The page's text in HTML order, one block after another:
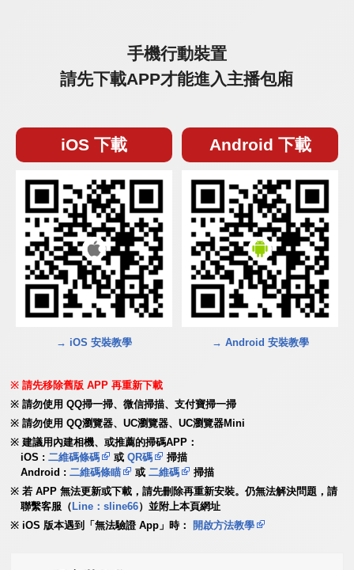
手機行動裝置
請先下載APP才能進入主播包廂
iOS 下載
→ iOS 安裝教學
Android 下載
→ Android 安裝教學
請先移除舊版 APP 再重新下載
請勿使用 QQ掃一掃、微信掃描、支付寶掃一掃
請勿使用 QQ瀏覽器、UC瀏覽器、UC瀏覽器Mini
建議用內建相機、或推薦的掃碼APP：
iOS :二維碼條碼 或QR碼
掃描
Android :二維碼條瞄 或二維碼
掃描
若 APP 無法更新或下載，請先刪除再重新安裝。仍無法解決問題，請
聯繫客服（ Line：sline66）並附上本頁網址
iOS 版本遇到「無法驗證 App」時：
開啟方法教學